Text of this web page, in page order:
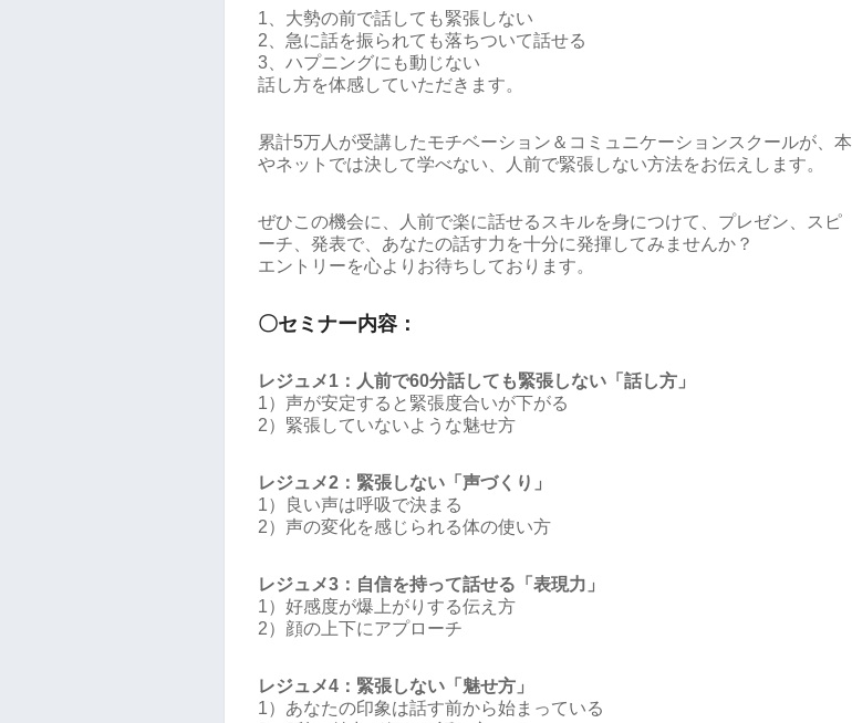
1、大勢の前で話しても緊張しない
2、急に話を振られても落ちついて話せる
3、ハプニングにも動じない
話し方を体感していただきます。
累計5万人が受講したモチベーション＆コミュニケーションスクールが、本
やネットでは決して学べない、人前で緊張しない方法をお伝えします。
ぜひこの機会に、人前で楽に話せるスキルを身につけて、プレゼン、スピ
ーチ、発表で、あなたの話す力を十分に発揮してみませんか？
エントリーを心よりお待ちしております。
〇セミナー内容：
レジュメ1：人前で60分話しても緊張しない「話し方」
1）声が安定すると緊張度合いが下がる
2）緊張していないような魅せ方
レジュメ2：緊張しない「声づくり」
1）良い声は呼吸で決まる
2）声の変化を感じられる体の使い方
レジュメ3：自信を持って話せる「表現力」
1）好感度が爆上がりする伝え方
2）顔の上下にアプローチ
レジュメ4：緊張しない「魅せ方」
1）あなたの印象は話す前から始まっている